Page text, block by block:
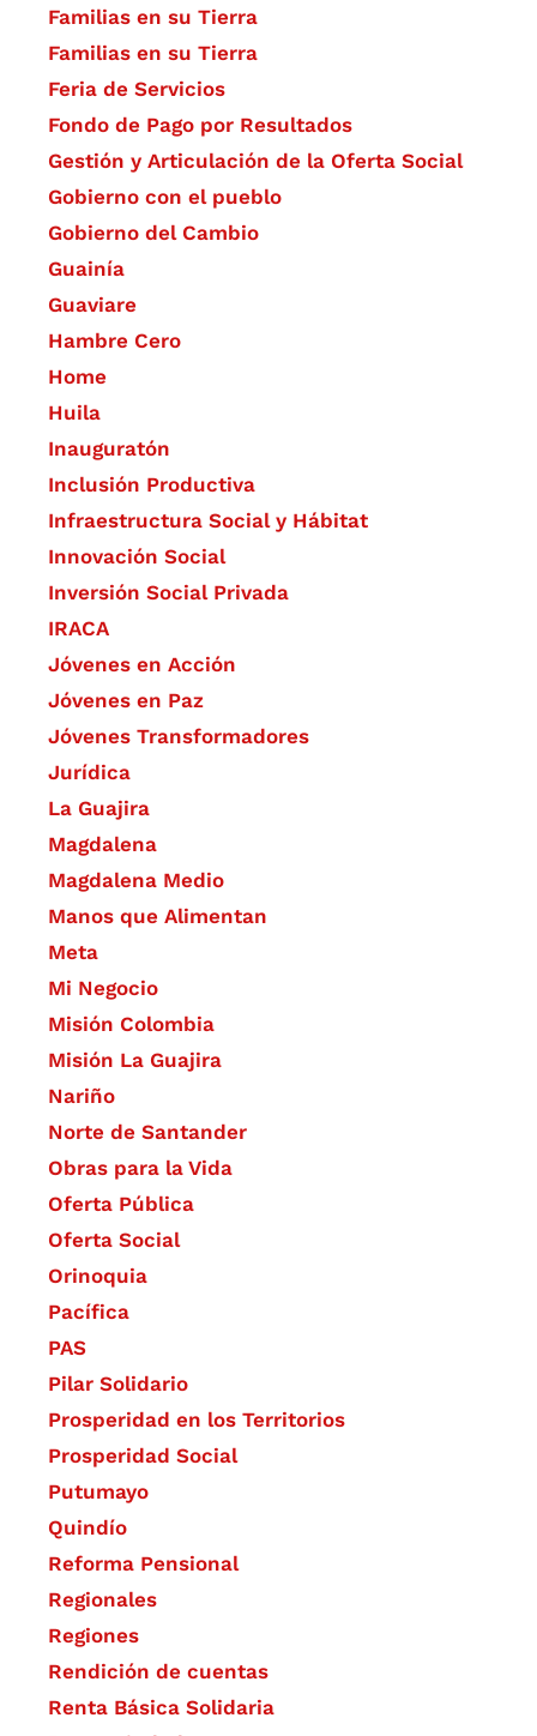
Familias en su Tierra
Familias en su Tierra
Feria de Servicios
Fondo de Pago por Resultados
Gestión y Articulación de la Oferta Social
Gobierno con el pueblo
Gobierno del Cambio
Guainía
Guaviare
Hambre Cero
Home
Huila
Inauguratón
Inclusión Productiva
Infraestructura Social y Hábitat
​Innovación Social
Inversión Social Privada
IRACA
Jóvenes en Acción
Jóvenes en Paz
Jóvenes Transformadores
Jurídica
La Guajira
Magdalena
Magdalena Medio
Manos que Alimentan
Meta
Mi Negocio
Misión Colombia
Misión La Guajira
Nariño
Norte de Santander
Obras para la Vida
Oferta Pública
Oferta Social​​
Orinoquia
Pacífica
PAS
Pilar Solidario
Prosperidad en los Territorios
Prosperidad Social
Putumayo
Quindío
Reforma Pensional
Regionales
Regiones
Rendición de cuentas
Renta Básica Solidaria